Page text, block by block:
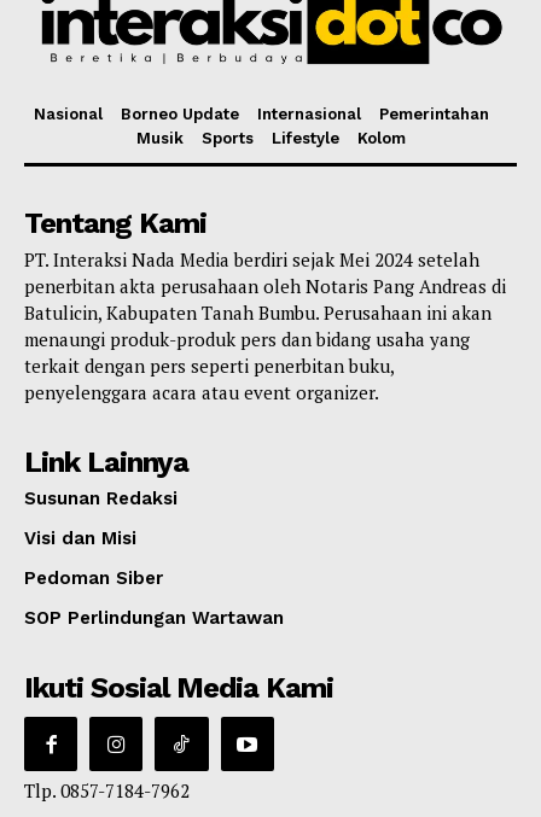
Nasional Borneo Update Internasional
Pemerintahan
Musik
Sports Lifestyle Kolom
Tentang Kami
PT. Interaksi Nada Media berdiri sejak Mei 2024 setelah
penerbitan akta perusahaan oleh Notaris Pang Andreas di
Batulicin, Kabupaten Tanah Bumbu. Perusahaan ini akan
menaungi produk-produk pers dan bidang usaha yang
terkait dengan pers seperti penerbitan buku,
penyelenggara acara atau event organizer.
Link Lainnya
Susunan Redaksi
Visi dan Misi
Pedoman Siber
SOP Perlindungan Wartawan
Ikuti Sosial Media Kami
Tlp. 0857-7184-7962